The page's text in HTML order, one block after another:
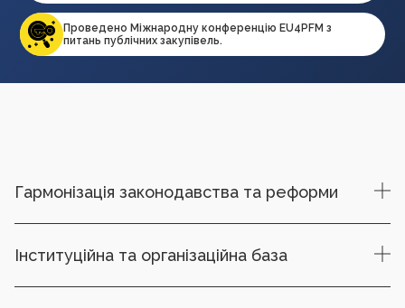
Проведено Міжнародну конференцію EU4PFM з
питань публічних закупівель.
Гармонізація законодавства та реформи
Інституційна та організаційна база